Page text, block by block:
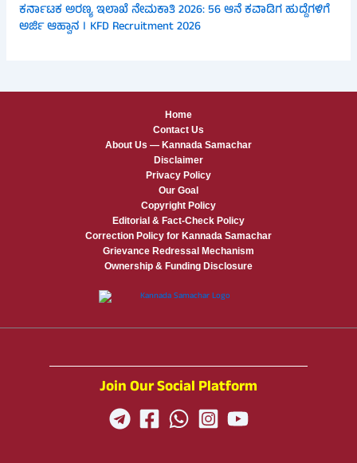
ಕರ್ನಾಟಕ ಅರಣ್ಯ ಇಲಾಖೆ ನೇಮಕಾತಿ 2026: 56 ಆನೆ ಕವಾಡಿಗ ಹುದ್ದೆಗಳಿಗೆ
ಅರ್ಜಿ ಆಹ್ವಾನ । KFD Recruitment 2026
Home
Contact Us
About Us — Kannada Samachar
Disclaimer
Privacy Policy
Our Goal
Copyright Policy
Editorial & Fact-Check Policy
Correction Policy for Kannada Samachar
Grievance Redressal Mechanism
Ownership & Funding Disclosure
Join Our Social Platform